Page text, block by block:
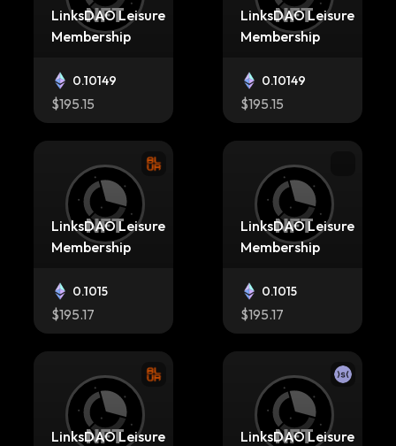
LinksDAO Leisure
Membership
0.10149
$195.15
LinksDAO Leisure
Membership
0.10149
$195.15
LinksDAO Leisure
Membership
0.1015
$195.17
LinksDAO Leisure
Membership
0.1015
$195.17
LinksDAO Leisure
LinksDAO Leisure